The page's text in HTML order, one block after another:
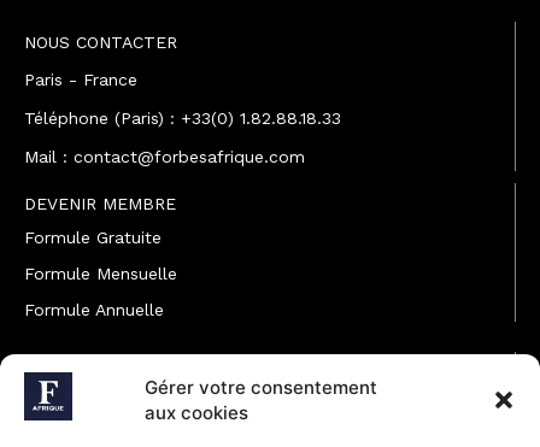
Gérer votre consentement
aux cookies
NOUS CONTACTER
Paris - France
Téléphone (Paris) : +33(0) 1.82.88.18.33
Mail : contact@forbesafrique.com
DEVENIR MEMBRE
Formule Gratuite
Formule Mensuelle
Formule Annuelle
JOINDRE L'ÉQUIPE
Rédaction